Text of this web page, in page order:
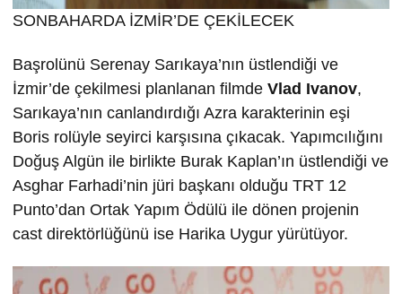
SONBAHARDA İZMİR’DE ÇEKİLECEK
Başrolünü Serenay Sarıkaya’nın üstlendiği ve
İzmir’de çekilmesi planlanan filmde Vlad Ivanov,
Sarıkaya’nın canlandırdığı Azra karakterinin eşi
Boris rolüyle seyirci karşısına çıkacak. Yapımcılığını
Doğuş Algün ile birlikte Burak Kaplan’ın üstlendiği ve
Asghar Farhadi’nin jüri başkanı olduğu TRT 12
Punto’dan Ortak Yapım Ödülü ile dönen projenin
cast direktörlüğünü ise Harika Uygur yürütüyor.